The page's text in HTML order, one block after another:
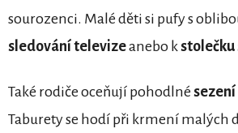
sourozenci. Malé děti si pufy s
sledování televizeanebo kstolečku
Také rodiče oceňují pohodlné
Taburety se hodí při krmení malých